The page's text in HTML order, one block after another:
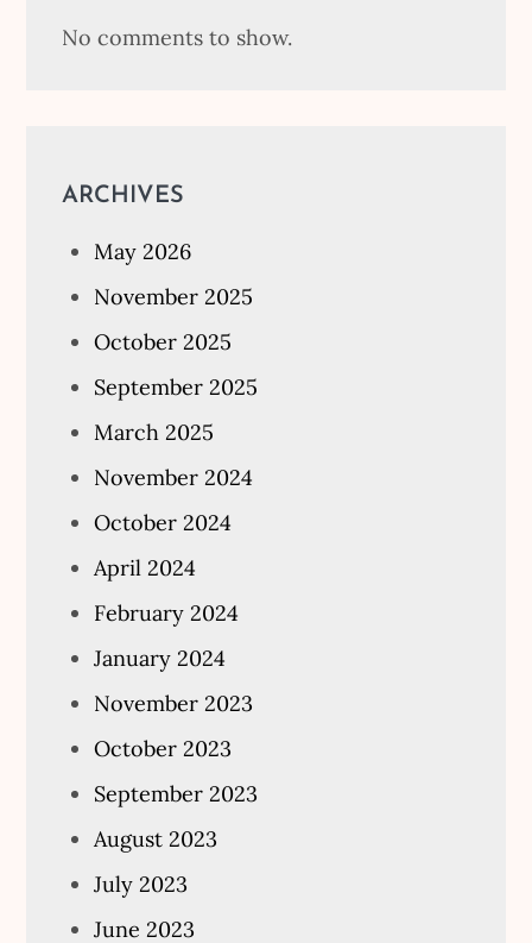
No comments to show.
ARCHIVES
May 2026
November 2025
October 2025
September 2025
March 2025
November 2024
October 2024
April 2024
February 2024
January 2024
November 2023
October 2023
September 2023
August 2023
July 2023
June 2023